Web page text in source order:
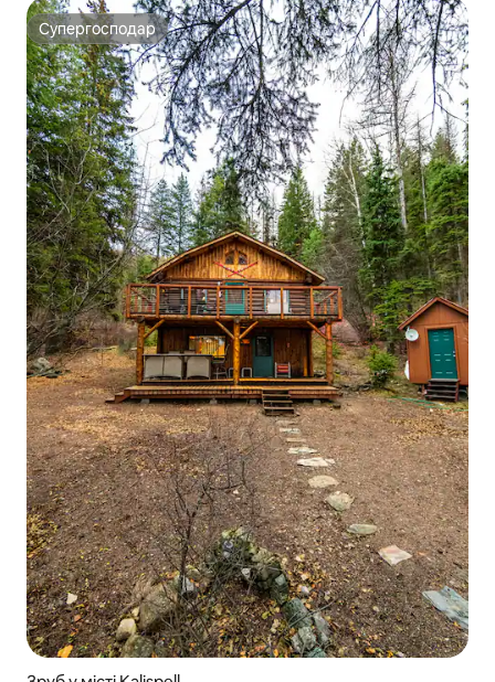
Супергосподар
Супергосподар